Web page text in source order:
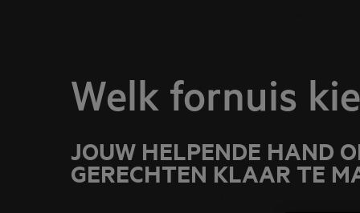
Welk fornuis
JOUW HELPENDE HAND
GERECHTEN KLAAR TE